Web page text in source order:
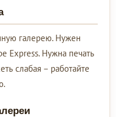
галерею. Нужен
Express. Нужна печать
слабая – работайте